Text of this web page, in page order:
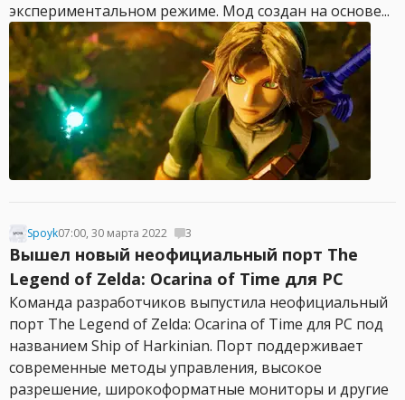
экспериментальном режиме. Мод создан на основе...
Spoyk07:00, 30 марта 2022 3
Вышел новый неофициальный порт The
Legend of Zelda: Ocarina of Time для PC
Команда разработчиков выпустила неофициальный
порт The Legend of Zelda: Ocarina of Time для PC под
названием Ship of Harkinian. Порт поддерживает
современные методы управления, высокое
разрешение, широкоформатные мониторы и другие